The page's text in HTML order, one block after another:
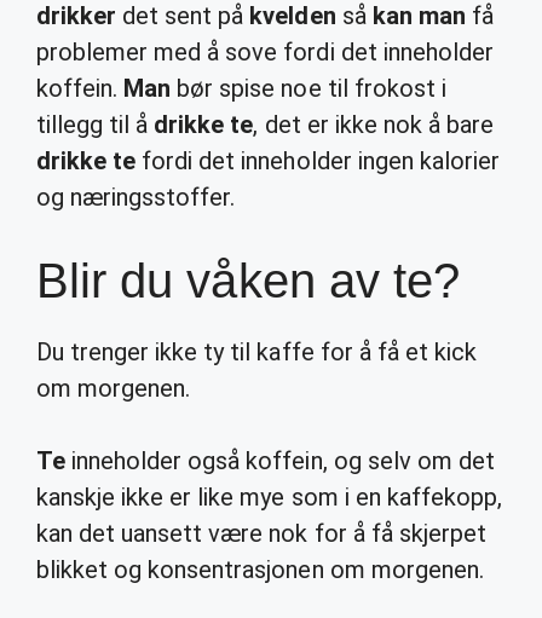
drikker det sent på kvelden så kan man få
problemer med å sove fordi det inneholder
koffein. Man bør spise noe til frokost i
tillegg til å drikke te, det er ikke nok å bare
drikke te fordi det inneholder ingen kalorier
og næringsstoffer.
Blir du våken av te?
Du trenger ikke ty til kaffe for å få et kick
om morgenen.
Te inneholder også koffein, og selv om det
kanskje ikke er like mye som i en kaffekopp,
kan det uansett være nok for å få skjerpet
blikket og konsentrasjonen om morgenen.